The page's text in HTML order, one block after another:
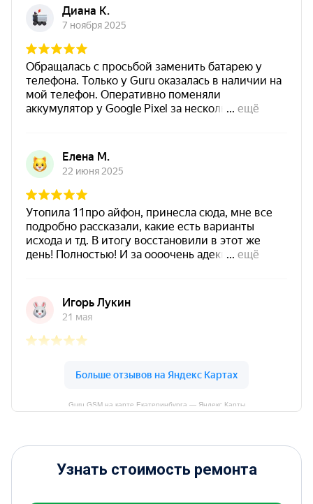
Guru GSM на карте Екатеринбурга — Яндекс Карты
Узнать стоимость ремонта